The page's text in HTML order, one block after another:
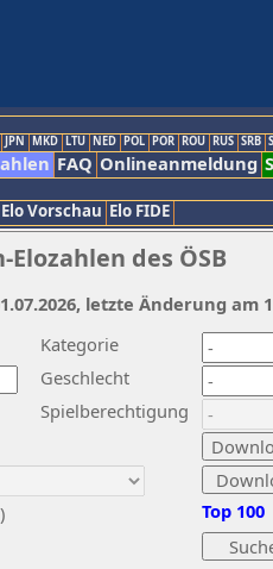
JPN MKD LTU NED POL POR ROU RUS SRB
FAQ Onlineanmeldung
Elo Vorschau Elo FIDE
des ÖSB
Kategorie
Geschlecht
Spielberechtigung
Top 100
letzte Änderung am